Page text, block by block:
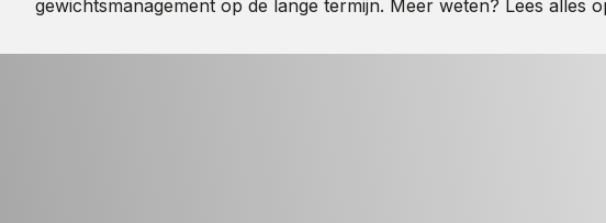
gewichtsmanagement op de lange termijn. Meer weten? Lees alles